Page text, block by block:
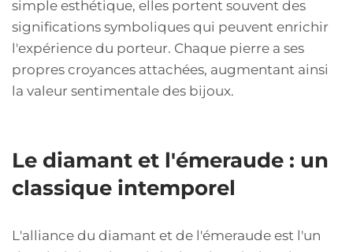
simple esthétique, elles portent souvent des
significations symboliques qui peuvent enrichir
l'expérience du porteur. Chaque pierre a ses
propres croyances attachées, augmentant ainsi
la valeur sentimentale des bijoux.
Le diamant et l'émeraude : un
classique intemporel
L'alliance du diamant et de l'émeraude est l'un